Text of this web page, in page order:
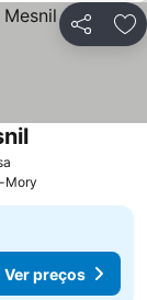
Partilhar
Mory
Ver preços